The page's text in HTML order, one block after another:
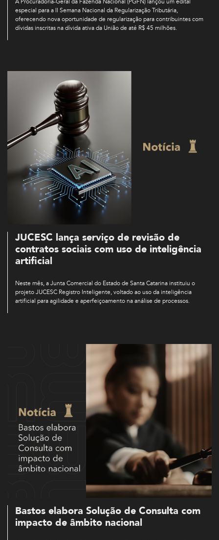
especial para a II Semana Nacional da Regularização Tributária,
oferecendo nova oportunidade de regularização para contribuintes com
dívidas inscritas na dívida ativa da União de até R$ 45 milhões.
JUCESC lança serviço de revisão de
contratos sociais com uso de inteligência
artificial
Neste mês, a Junta Comercial do Estado de Santa Catarina instituiu o
projeto JUCESC Registro Inteligente, voltado ao uso da inteligência
artificial para agilidade e aperfeiçoamento na análise de processos.
Bastos elabora Solução de Consulta com
impacto de âmbito nacional